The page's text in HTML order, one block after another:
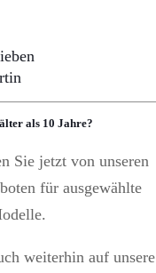
als 10 Jahre?
Sie jetzt von unseren
für ausgewählte
weiterhin auf unsere